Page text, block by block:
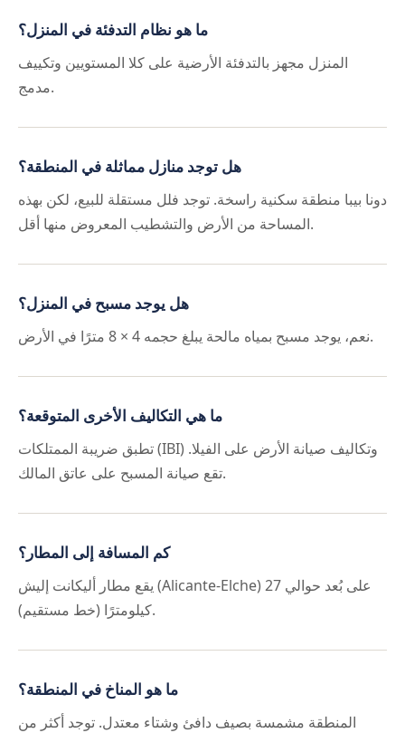
ما هو نظام التدفئة في المنزل؟
المنزل مجهز بالتدفئة الأرضية على كلا المستويين وتكييف
مدمج.
هل توجد منازل مماثلة في المنطقة؟
دونا بيبا منطقة سكنية راسخة. توجد فلل مستقلة للبيع، لكن بهذه
المساحة من الأرض والتشطيب المعروض منها أقل.
هل يوجد مسبح في المنزل؟
نعم، يوجد مسبح بمياه مالحة يبلغ حجمه 4 × 8 مترًا في الأرض.
ما هي التكاليف الأخرى المتوقعة؟
تطبق ضريبة الممتلكات (IBI) وتكاليف صيانة الأرض على الفيلا.
تقع صيانة المسبح على عاتق المالك.
كم المسافة إلى المطار؟
يقع مطار أليكانت إليش (Alicante-Elche) على بُعد حوالي 27
كيلومترًا (خط مستقيم).
ما هو المناخ في المنطقة؟
المنطقة مشمسة بصيف دافئ وشتاء معتدل. توجد أكثر من